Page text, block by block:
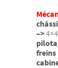
–>
freins